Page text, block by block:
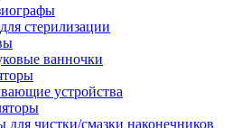
стерилизации
ванночки
устройства
для чистки/смазки наконечников